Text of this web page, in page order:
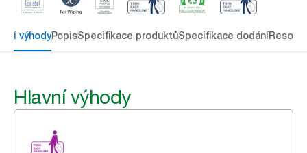
výhodyPopisSpecifikace produktůSpecifikace dodání
Hlavní výhody